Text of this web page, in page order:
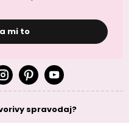
mi to
spravodaj?